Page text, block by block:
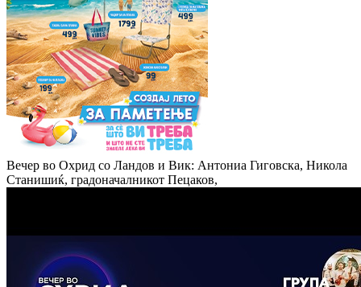
Вечер во Охрид со Ландов и Вик: Антониа Гиговска, Никола
Станишиќ, градоначалникот Пецаков,